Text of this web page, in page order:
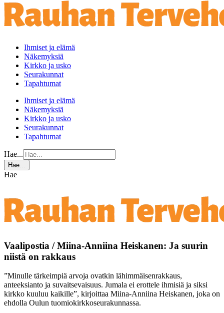
Ihmiset ja elämä
Näkemyksiä
Kirkko ja usko
Seurakunnat
Tapahtumat
Ihmiset ja elämä
Näkemyksiä
Kirkko ja usko
Seurakunnat
Tapahtumat
Hae...
Hae...
Hae
Vaalipostia / Miina-Anniina Heiskanen: Ja suurin
niistä on rakkaus
”Minulle tärkeimpiä arvoja ovatkin lähimmäisenrakkaus,
anteeksianto ja suvaitsevaisuus. Jumala ei erottele ihmisiä ja siksi
kirkko kuuluu kaikille”, kirjoittaa Miina-Anniina Heiskanen, joka on
ehdolla Oulun tuomiokirkkoseurakunnassa.